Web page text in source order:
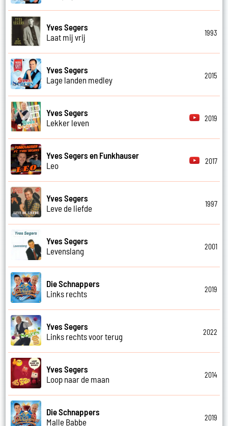
Yves Segers
Laat mij vrij
1993
Yves Segers
Lage landen medley
2015
Yves Segers
Lekker leven
2019
Yves Segers en Funkhauser
Leo
2017
Yves Segers
Leve de liefde
1997
Yves Segers
Levenslang
2001
Die Schnappers
Links rechts
2019
Yves Segers
Links rechts voor terug
2022
Yves Segers
Loop naar de maan
2014
Die Schnappers
Malle Babbe
2019